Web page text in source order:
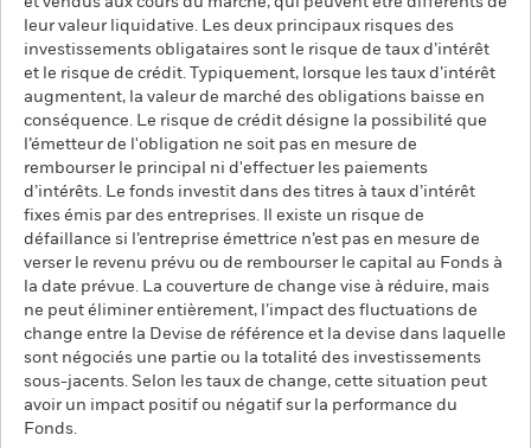
leur valeur liquidative. Les deux principaux risques des
investissements obligataires sont le risque de taux d’intérêt
et le risque de crédit. Typiquement, lorsque les taux d’intérêt
augmentent, la valeur de marché des obligations baisse en
conséquence. Le risque de crédit désigne la possibilité que
l’émetteur de l'obligation ne soit pas en mesure de
rembourser le principal ni d'effectuer les paiements
d’intérêts. Le fonds investit dans des titres à taux d’intérêt
fixes émis par des entreprises. Il existe un risque de
défaillance si l’entreprise émettrice n’est pas en mesure de
verser le revenu prévu ou de rembourser le capital au Fonds à
la date prévue. La couverture de change vise à réduire, mais
ne peut éliminer entièrement, l’impact des fluctuations de
change entre la Devise de référence et la devise dans laquelle
sont négociés une partie ou la totalité des investissements
sous-jacents. Selon les taux de change, cette situation peut
avoir un impact positif ou négatif sur la performance du
Fonds.